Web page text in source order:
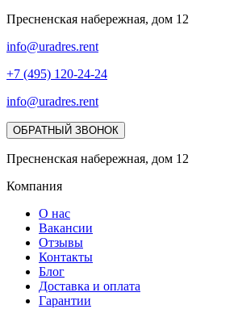
Пресненская набережная, дом 12
info@uradres.rent
+7 (495) 120-24-24
info@uradres.rent
ОБРАТНЫЙ ЗВОНОК
Пресненская набережная, дом 12
Компания
О нас
Вакансии
Отзывы
Контакты
Блог
Доставка и оплата
Гарантии